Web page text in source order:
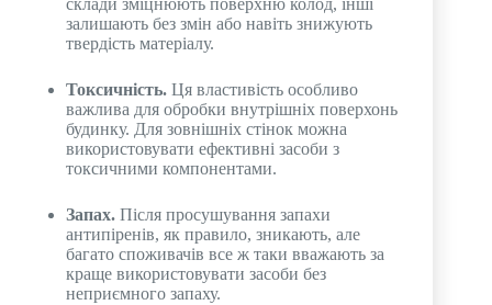
склади зміцнюють поверхню колод, інші
залишають без змін або навіть знижують
твердість матеріалу.
Токсичність. Ця властивість особливо
важлива для обробки внутрішніх поверхонь
будинку. Для зовнішніх стінок можна
використовувати ефективні засоби з
токсичними компонентами.
Запах. Після просушування запахи
антипіренів, як правило, зникають, але
багато споживачів все ж таки вважають за
краще використовувати засоби без
неприємного запаху.